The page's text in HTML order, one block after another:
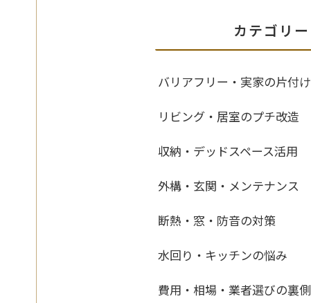
カテゴリー
バリアフリー・実家の片付け
リビング・居室のプチ改造
収納・デッドスペース活用
外構・玄関・メンテナンス
断熱・窓・防音の対策
水回り・キッチンの悩み
費用・相場・業者選びの裏側